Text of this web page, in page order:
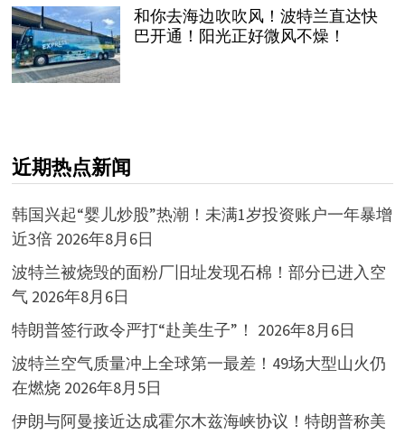
和你去海边吹吹风！波特兰直达快
巴开通！阳光正好微风不燥！
近期热点新闻
韩国兴起“婴儿炒股”热潮！未满1岁投资账户一年暴增
近3倍 2026年8月6日
波特兰被烧毁的面粉厂旧址发现石棉！部分已进入空
气 2026年8月6日
特朗普签行政令严打“赴美生子”！ 2026年8月6日
波特兰空气质量冲上全球第一最差！49场大型山火仍
在燃烧 2026年8月5日
伊朗与阿曼接近达成霍尔木兹海峡协议！特朗普称美